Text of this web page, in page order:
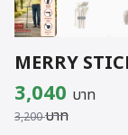
MERRY
3,200บาท
Original
price
3,040 บาท